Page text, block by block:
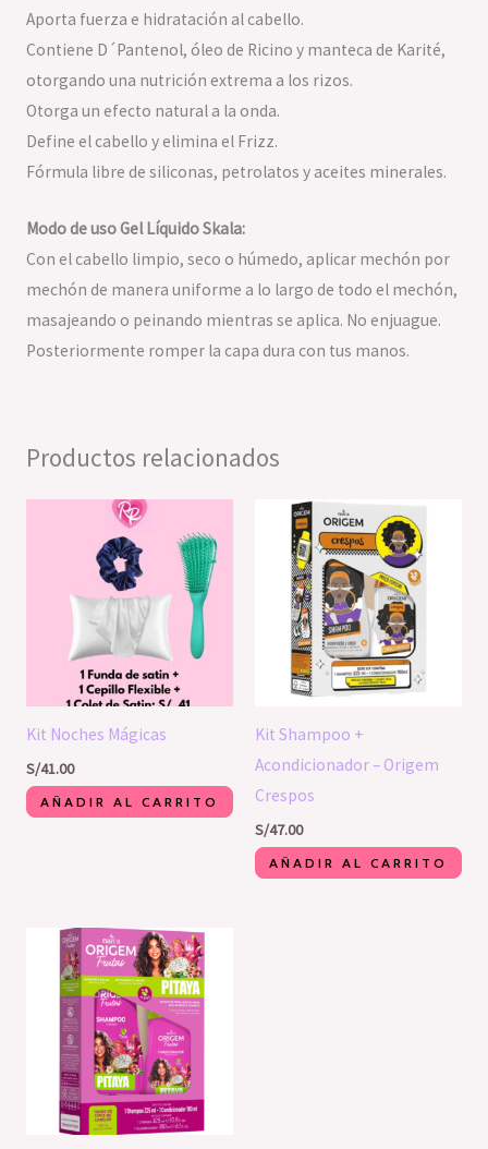
Aporta fuerza e hidratación al cabello.
Contiene D´Pantenol, óleo de Ricino y manteca de Karité,
otorgando una nutrición extrema a los rizos.
Otorga un efecto natural a la onda.
Define el cabello y elimina el Frizz.
Fórmula libre de siliconas, petrolatos y aceites minerales.
Modo de uso Gel Líquido Skala:
Con el cabello limpio, seco o húmedo, aplicar mechón por
mechón de manera uniforme a lo largo de todo el mechón,
masajeando o peinando mientras se aplica. No enjuague.
Posteriormente romper la capa dura con tus manos.
Productos relacionados
Kit Noches Mágicas
S/41.00
AÑADIR AL CARRITO
Kit Shampoo +
Acondicionador – Origem
Crespos
S/47.00
AÑADIR AL CARRITO